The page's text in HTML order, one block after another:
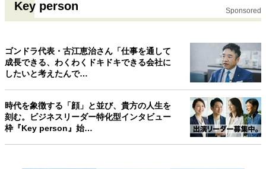
Key person Sponsored
ゴンドラ代表・古江恵治さん「仕事を通して
成長できる、わくわくドキドキできる会社に
したいと考えたんで…
時代を象徴する「顔」と並び、貴方の人生を
刻む。ビジネスリーダー特化型インタビュー
枠『Key person』始…